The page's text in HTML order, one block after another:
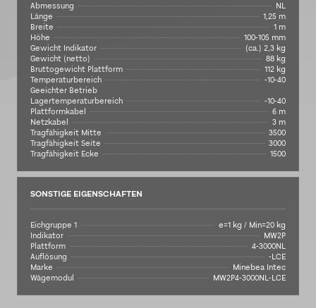
Abmessung
NL
Länge
1,25 m
Breite
1 m
Höhe
100-105 mm
Gewicht Indikator
(ca.) 2,3 kg
Gewicht (netto)
88 kg
Bruttogewicht Plattform
112 kg
Temperaturbereich
Geeichter Betrieb
-10-40
Lagertemperaturbereich
-10-40
Plattformkabel
6 m
Netzkabel
3 m
Tragfähigkeit Mitte
3500
Tragfähigkeit Seite
3000
Tragfähigkeit Ecke
1500
SONSTIGE EIGENSCHAFTEN
Eichgruppe 1
e=1 kg / Min=20 kg
Indikator
MW2P
Plattform
4-3000NL
Auflösung
-LCE
Marke
Minebea Intec
Wägemodul
MW2P4-3000NL-LCE